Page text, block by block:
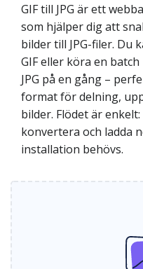
GIF till JPG är ett
som hjälper dig att
bilder till JPG-filer. Du
GIF eller köra en
JPG på en gång –
format för delning,
bilder. Flödet är
konvertera och ladda
installation behövs.